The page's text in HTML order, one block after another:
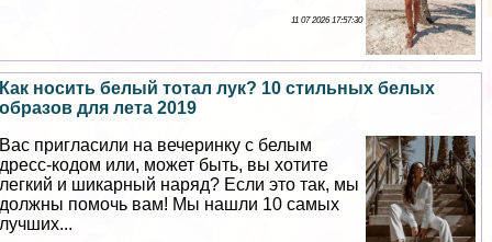
11 07 2026 17:57:30
Как носить белый тотал лук? 10 стильных белых
образов для лета 2019
Вас пригласили на вечеринку с белым
дресс-кодом или, может быть, вы хотите
легкий и шикарный наряд? Если это так, мы
должны помочь вам! Мы нашли 10 самых
лучших...